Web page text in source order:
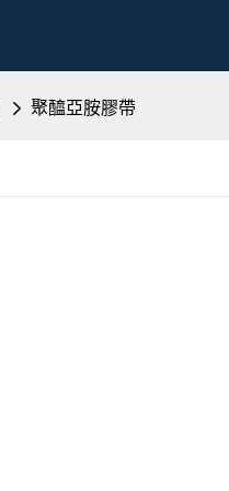
聚醯亞胺膠帶